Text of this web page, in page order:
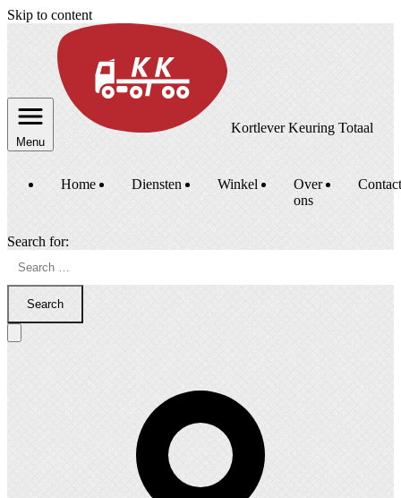
Skip to content
Menu
Kortlever Keuring Totaal
Home Diensten Winkel
Over
ons
Contact
Search for:
Search